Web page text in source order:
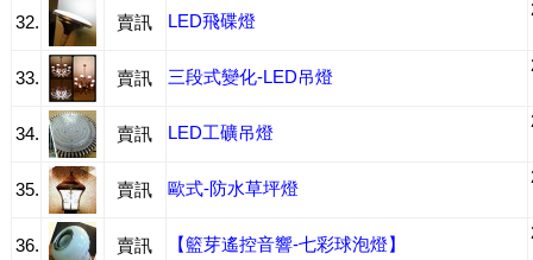
32. 賣訊 LED飛碟燈
33. 賣訊 三段式變化-LED吊燈
34. 賣訊 LED工礦吊燈
35. 賣訊 歐式-防水草坪燈
36. 賣訊 【籃芽遙控音響-七彩球泡燈】